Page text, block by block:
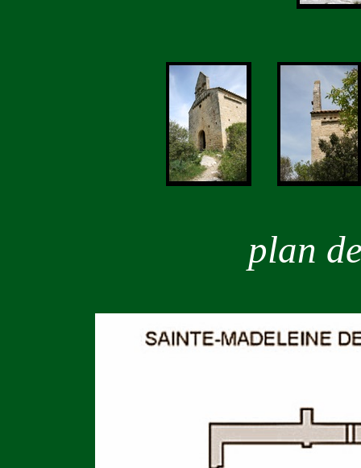
plan